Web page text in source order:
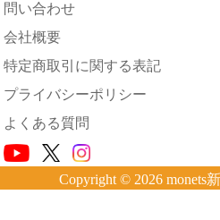
問い合わせ
会社概要
特定商取引に関する表記
プライバシーポリシー
よくある質問
Copyright © 2026 monets